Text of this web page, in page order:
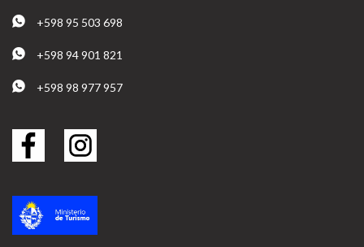
+598 95 503 698
+598 94 901 821
+598 98 977 957